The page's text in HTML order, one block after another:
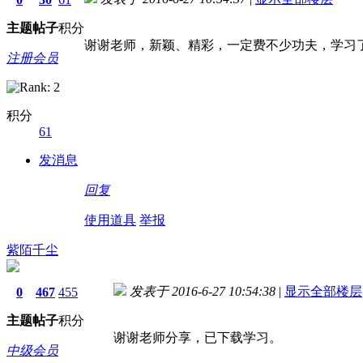
主题帖子积分
注册会员
积分
61
发消息
谢谢老师，新颖、精彩，一定费不少功夫，学习
回复
使用道具 举报
紫陌千尘
0
主题
467
帖子
455
积分
中级会员
发表于 2016-6-27 10:54:38 | 显示全部楼层
谢谢老师分享，已下载学习。